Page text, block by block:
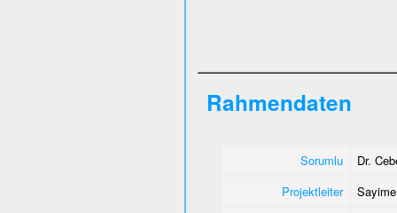
Rahmendaten
Sorumlu
Dr.
Projektleiter